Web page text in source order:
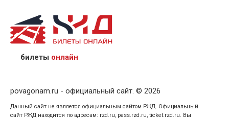
назвав кассиру 14-значный номер заказа;
предъявив удостоверение личности пассажира, на
кого оформлен билет.
билеты онлайн
povagonam.ru - официальный сайт. © 2026
Данный сайт не является официальным сайтом РЖД. Официальный
сайт РЖД находится по адресам: rzd.ru, pass.rzd.ru, ticket.rzd.ru. Вы